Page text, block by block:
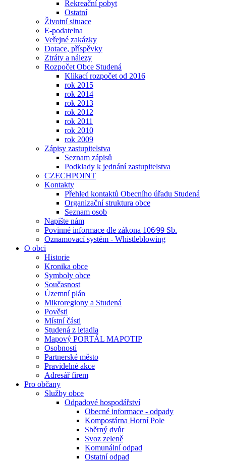
Rekreační pobyt
Ostatní
Životní situace
E-podatelna
Veřejné zakázky
Dotace, příspěvky
Ztráty a nálezy
Rozpočet Obce Studená
Klikací rozpočet od 2016
rok 2015
rok 2014
rok 2013
rok 2012
rok 2011
rok 2010
rok 2009
Zápisy zastupitelstva
Seznam zápisů
Podklady k jednání zastupitelstva
CZECHPOINT
Kontakty
Přehled kontaktů Obecního úřadu Studená
Organizační struktura obce
Seznam osob
Napište nám
Povinné informace dle zákona 106⁄99 Sb.
Oznamovací systém - Whistleblowing
O obci
Historie
Kronika obce
Symboly obce
Současnost
Územní plán
Mikroregiony a Studená
Pověsti
Místní části
Studená z letadla
Mapový PORTÁL MAPOTIP
Osobnosti
Partnerské město
Pravidelné akce
Adresář firem
Pro občany
Služby obce
Odpadové hospodářství
Obecné informace - odpady
Kompostárna Horní Pole
Sběrný dvůr
Svoz zeleně
Komunální odpad
Ostatní odpad